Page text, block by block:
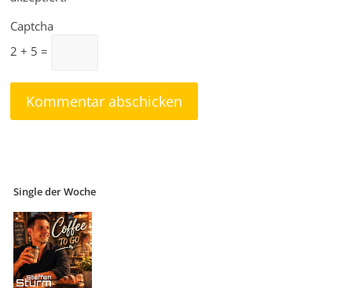
Captcha
2 + 5 =
Single der Woche